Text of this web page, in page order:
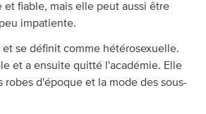
et fiable, mais elle peut aussi être
impatiente.
et se définit comme hétérosexuelle.
et a ensuite quitté l'académie. Elle
robes d'époque et la mode des sous-